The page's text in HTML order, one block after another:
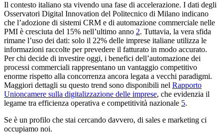
Il contesto italiano sta vivendo una fase di accelerazione. I dati degli
Osservatori Digital Innovation del Politecnico di Milano indicano
che l’adozione di sistemi CRM e di automazione commerciale nelle
PMI è cresciuta del 15% nell’ultimo anno 2. Tuttavia, la vera sfida
rimane l’uso dei dati: solo il 22% delle imprese italiane utilizza le
informazioni raccolte per prevedere il fatturato in modo accurato.
Per chi decide di investire oggi, i benefici dell’automazione dei
processi commerciali rappresentano un vantaggio competitivo
enorme rispetto alla concorrenza ancora legata a vecchi paradigmi.
Maggiori dettagli su questo trend sono disponibili nel Rapporto
Unioncamere sulla digitalizzazione delle imprese, che evidenzia il
legame tra efficienza operativa e competitività nazionale 5.
Se è un profilo che stai cercando davvero, di sales e marketing ci
occupiamo noi.